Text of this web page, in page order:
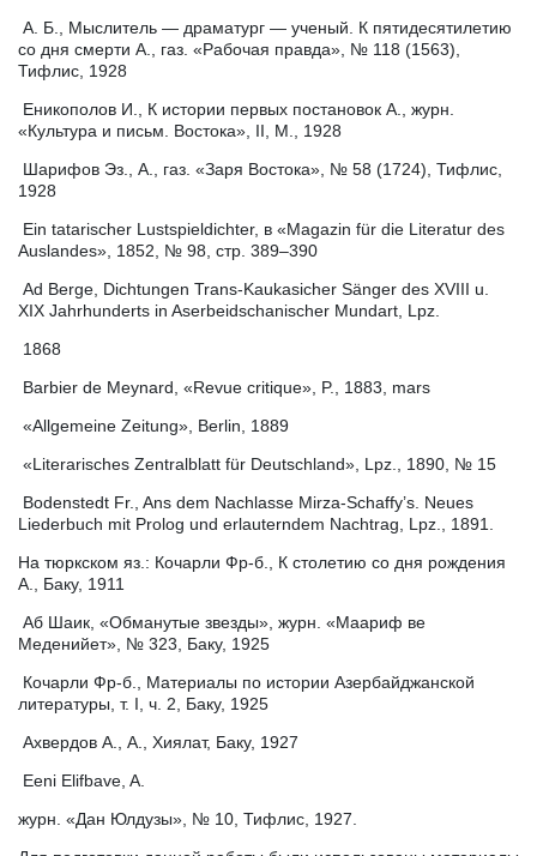
А. Б., Мыслитель — драматург — ученый. К пятидесятилетию
со дня смерти А., газ. «Рабочая правда», № 118 (1563),
Тифлис, 1928
Еникополов И., К истории первых постановок А., журн.
«Культура и письм. Востока», II, М., 1928
Шарифов Эз., А., газ. «Заря Востока», № 58 (1724), Тифлис,
1928
Ein tatarischer Lustspieldichter, в «Magazin für die Literatur des
Auslandes», 1852, № 98, стр. 389–390
Ad Berge, Dichtungen Trans-Kaukasicher Sänger des XVIII u.
XIX Jahrhunderts in Aserbeidschanischer Mundart, Lpz.
1868
Barbier de Meynard, «Revue critique», P., 1883, mars
«Allgemeine Zeitung», Berlin, 1889
«Literarisches Zentralblatt für Deutschland», Lpz., 1890, № 15
Bodenstedt Fr., Ans dem Nachlasse Mirza-Schaffy’s. Neues
Liederbuch mit Prolog und erlauterndem Nachtrag, Lpz., 1891.
На тюркском яз.: Кочарли Фр-б., К столетию со дня рождения
А., Баку, 1911
Аб Шаик, «Обманутые звезды», журн. «Маариф ве
Меденийет», № 323, Баку, 1925
Кочарли Фр-б., Материалы по истории Азербайджанской
литературы, т. I, ч. 2, Баку, 1925
Ахвердов А., А., Хиялат, Баку, 1927
Eeni Elifbave, A.
журн. «Дан Юлдузы», № 10, Тифлис, 1927.